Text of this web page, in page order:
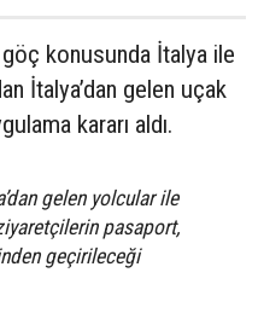
konusunda İtalya ile
İtalya’dan gelen uçak
kararı aldı.
gelen yolcular ile
pasaport,
geçirileceği